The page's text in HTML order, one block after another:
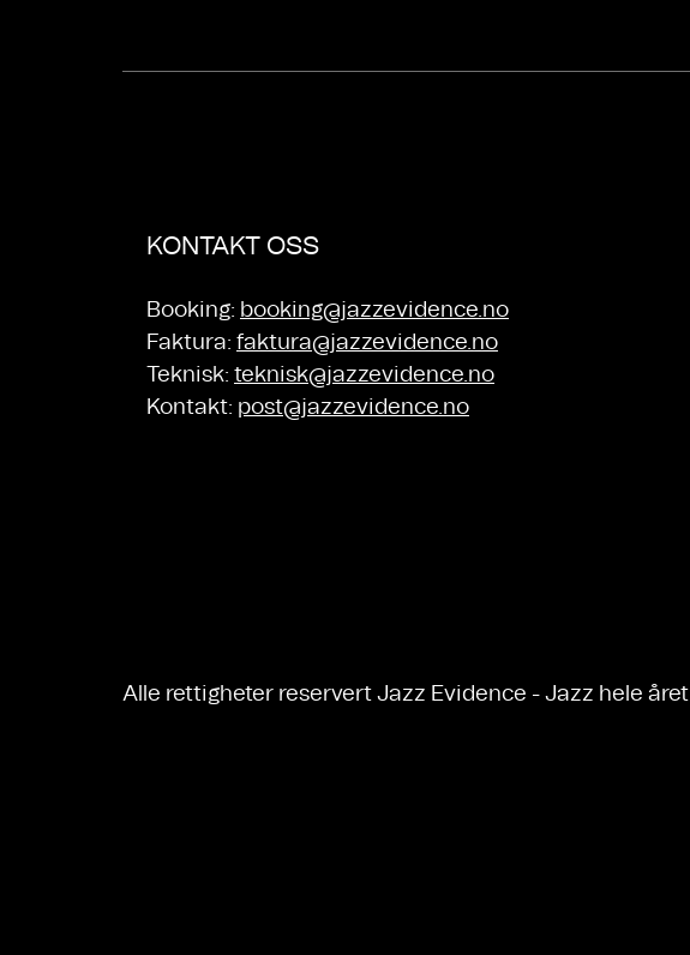
KONTAKT OSS
Booking: booking@jazzevidence.no
Faktura: faktura@jazzevidence.no
Teknisk: teknisk@jazzevidence.no
Kontakt: post@jazzevidence.no
Alle rettigheter reservert Jazz Evidence - Jazz hele året